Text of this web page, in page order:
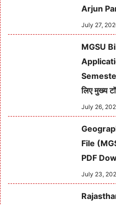
Arjun
July 27,
MGSU
लिए मुख्य
July 26,
File
PDF
July 23,